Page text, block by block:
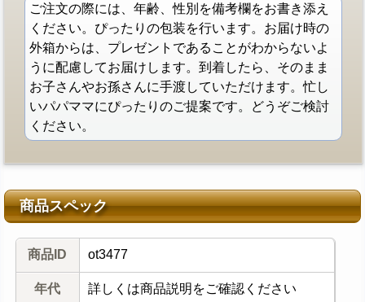
ご注文の際には、年齢、性別を備考欄をお書き添え
ください。ぴったりの包装を行います。お届け時の
外箱からは、プレゼントであることがわからないよ
うに配慮してお届けします。到着したら、そのまま
お子さんやお孫さんに手渡していただけます。忙し
いパパママにぴったりのご提案です。どうぞご検討
ください。
商品スペック
商品ID ot3477
年代 詳しくは商品説明をご確認ください